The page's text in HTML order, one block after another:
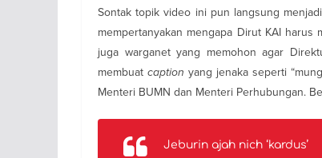
Sontak topik video ini pun langsung
mempertanyakan mengapa Dirut KAI
juga warganet yang memohon agar
membuatcaptionyang jenaka seperti
Menteri BUMN dan Menteri Perhubungan.
Jeburin ajah nich ‘kardus’